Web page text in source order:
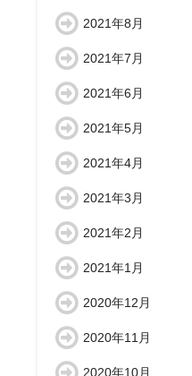
2021年8月
2021年7月
2021年6月
2021年5月
2021年4月
2021年3月
2021年2月
2021年1月
2020年12月
2020年11月
2020年10月